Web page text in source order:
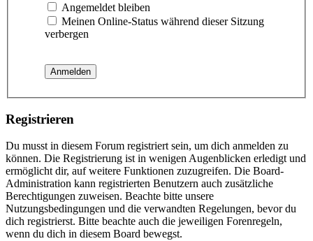
Angemeldet bleiben
Meinen Online-Status während dieser Sitzung
verbergen
Registrieren
Du musst in diesem Forum registriert sein, um dich anmelden zu
können. Die Registrierung ist in wenigen Augenblicken erledigt und
ermöglicht dir, auf weitere Funktionen zuzugreifen. Die Board-
Administration kann registrierten Benutzern auch zusätzliche
Berechtigungen zuweisen. Beachte bitte unsere
Nutzungsbedingungen und die verwandten Regelungen, bevor du
dich registrierst. Bitte beachte auch die jeweiligen Forenregeln,
wenn du dich in diesem Board bewegst.